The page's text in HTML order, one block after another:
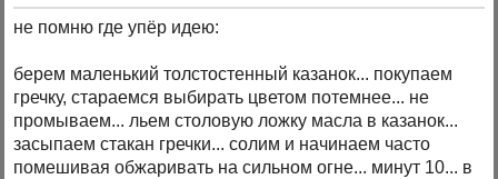
не помню где упёр идею:
берем маленький толстостенный казанок... покупаем
гречку, стараемся выбирать цветом потемнее... не
промываем... льем столовую ложку масла в казанок...
засыпаем стакан гречки... солим и начинаем часто
помешивая обжаривать на сильном огне... минут 10... в